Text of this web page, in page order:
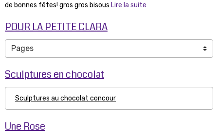
de bonnes fêtes! gros gros bisous Lire la suite
POUR LA PETITE CLARA
Sculptures en chocolat
Sculptures au chocolat concour
Une Rose